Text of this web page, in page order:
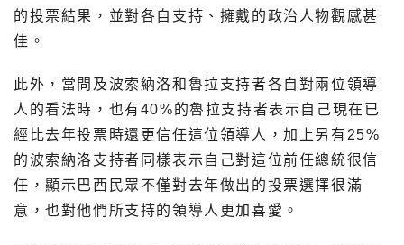
的投票結果，並對各自支持、擁戴的政治人物觀感甚
佳。
此外，當問及波索納洛和魯拉支持者各自對兩位領導
人的看法時，也有40%的魯拉支持者表示自己現在已
經比去年投票時還更信任這位領導人，加上另有25%
的波索納洛支持者同樣表示自己對這位前任總統很信
任，顯示巴西民眾不僅對去年做出的投票選擇很滿
意，也對他們所支持的領導人更加喜愛。